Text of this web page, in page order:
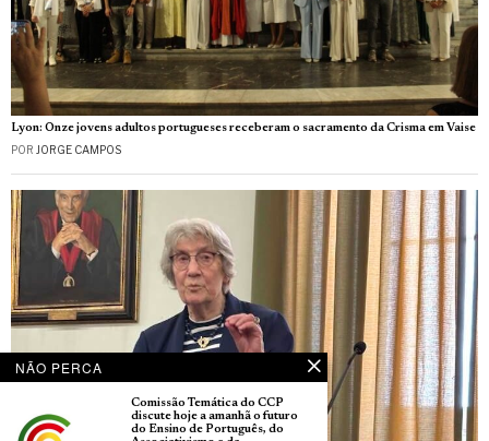
Lyon: Onze jovens adultos portugueses receberam o sacramento da Crisma em Vaise
POR JORGE CAMPOS
NÃO PERCA
Comissão Temática do CCP
discute hoje a amanhã o futuro
do Ensino de Português, do